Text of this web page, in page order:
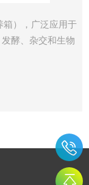
箱），广泛应用于
酵、杂交和生物
泛而重要的应